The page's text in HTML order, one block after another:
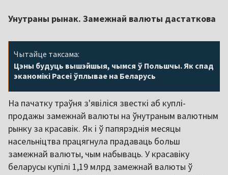
Унутраны рынак. Замежнай валюты дастаткова
Чытайце таксама:
Цэны будуць вышэйшыя, чымся ў Польшчы. Як спад
эканомікі Расеі ўплывае на Беларусь
На пачатку траўня з'явіліся звесткі аб куплі-
продажы замежнай валюты на ўнутраным валютным
рынку за красавік. Як і ў папярэднія месяцы
насельніцтва працягнула прадаваць больш
замежнай валюты, чым набываць. У красавіку
беларусы купілі 1,19 млрд замежнай валюты ў